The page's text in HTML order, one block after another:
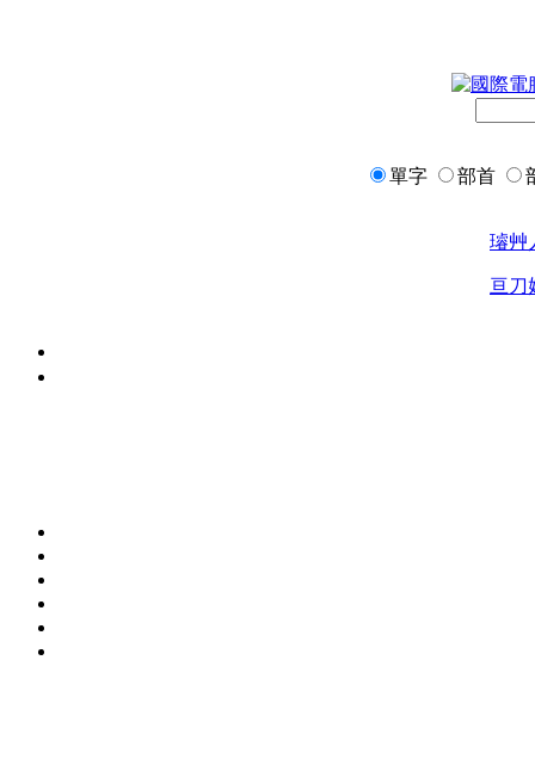
單字 部首
璿艸
亘刀